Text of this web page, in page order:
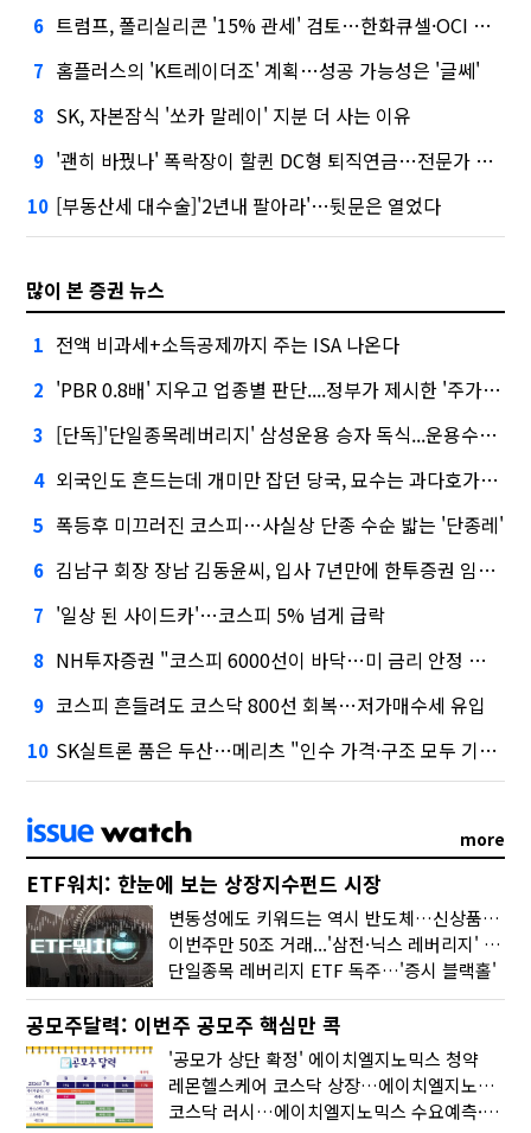
6 트럼프, 폴리실리콘 '15% 관세' 검토…한화큐셀·OCI 영향은?
7 홈플러스의 'K트레이더조' 계획…성공 가능성은 '글쎄'
8 SK, 자본잠식 '쏘카 말레이' 지분 더 사는 이유
9 '괜히 바꿨나' 폭락장이 할퀸 DC형 퇴직연금…전문가 조언은
10 [부동산세 대수술]'2년내 팔아라'…뒷문은 열었다
많이 본 증권 뉴스
1 전액 비과세+소득공제까지 주는 ISA 나온다
2 'PBR 0.8배' 지우고 업종별 판단....정부가 제시한 '주가 누르기' 방지법
3 [단독]'단일종목레버리지' 삼성운용 승자 독식...운용수익 미래에셋의 6배
4 외국인도 흔드는데 개미만 잡던 당국, 묘수는 과다호가부담금?
5 폭등후 미끄러진 코스피…사실상 단종 수순 밟는 '단종레'
6 김남구 회장 장남 김동윤씨, 입사 7년만에 한투증권 임원 승진
7 '일상 된 사이드카'…코스피 5% 넘게 급락
8 NH투자증권 "코스피 6000선이 바닥…미 금리 안정 후 추가 회복"
9 코스피 흔들려도 코스닥 800선 회복…저가매수세 유입
10 SK실트론 품은 두산…메리츠 "인수 가격·구조 모두 기대 이상"
more
ETF워치: 한눈에 보는 상장지수펀드 시장
변동성에도 키워드는 역시 반도체…신상품은 우주·방산
이번주만 50조 거래...'삼전·닉스 레버리지' 수익률은 -30%
단일종목 레버리지 ETF 독주…'증시 블랙홀'
공모주달력: 이번주 공모주 핵심만 콕
'공모가 상단 확정' 에이치엘지노믹스 청약
레몬헬스케어 코스닥 상장…에이치엘지노믹스 수요예측
코스닥 러시…에이치엘지노믹스 수요예측·레메디 청약